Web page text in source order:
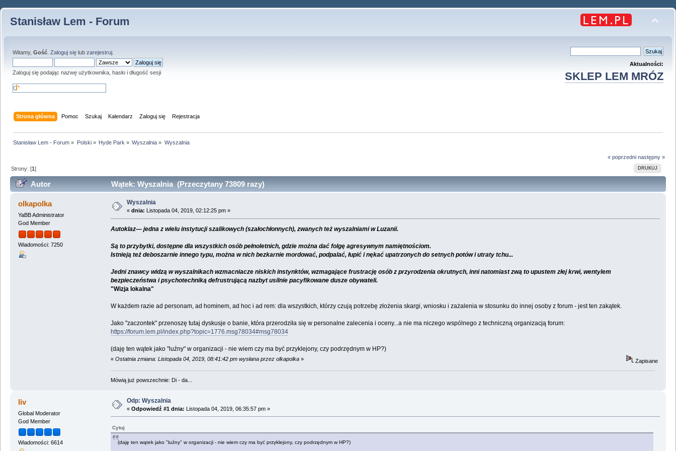
Stanisław Lem - Forum
Witamy, Gość Zaloguj się lub zarejestruj
Zaloguj się podając nazwę użytkownika, hasło i długość sesji
Aktualności:
SKLEP LEM MRÓZ
Strona główna Pomoc Szukaj Kalendarz Zaloguj się Rejestracja
Stanisław Lem - Forum » Polski» Hyde Park » Wyszalnia » Wyszalnia
« poprzedni następny »
DRUKUJ
Strony: [1]
Autor Wątek: Wyszalnia (Przeczytany 73809 razy)
olkapolka
YaBB Administrator
God Member
Wiadomości: 7250
Wyszalnia
« dnia: Listopada 04, 2019, 02:12:25 pm »
Autoklaz— jedna z wielu instytucji szalikowych (szałochłonnych), zwanych też wyszalniami w Luzanii.
Są to przybytki, dostępne dla wszystkich osób pełnoletnich, gdzie można dać folgę agresywnym namiętnościom.
Istnieją też deboszarnie innego typu, można w nich bezkarnie mordować, podpalać, łupić i nękać upatrzonych do setnych potów i utraty tchu...
Jedni znawcy widzą w wyszalnikach wzmacniacze niskich instynktów, wzmagające frustrację osób z przyrodzenia okrutnych, inni natomiast zwą to upustem złej krwi, wentylem
bezpieczeństwa i psychotechniką defrustrującą nazbyt usilnie pacyfikowane dusze obywateli.
"Wizja lokalna"
W każdem razie ad personam, ad hominem, ad hoc i ad rem: dla wszystkich, którzy czują potrzebę złożenia skargi, wniosku i zażalenia w stosunku do innej osoby z forum - jest ten zakątek.
Jako "zaczontek" przenoszę tutaj dyskusje o banie, która przerodziła się w personalne zalecenia i oceny...a nie ma niczego wspólnego z techniczną organizacją forum:
https://forum.lem.pl/index.php?topic=1776.msg78034#msg78034
(daję ten wątek jako "luźny" w organizacji - nie wiem czy ma być przyklejony, czy podrzędnym w HP?)
« Ostatnia zmiana: Listopada 04, 2019, 08:41:42 pm wysłana przez olkapolka» Zapisane
Mówią już powszechnie: Di - da...
liv
Global Moderator
God Member
Wiadomości: 6614
Odp: Wyszalnia
« Odpowiedź #1 dnia: Listopada 04, 2019, 06:35:57 pm »
Cytuj
(daję ten wątek jako "luźny" w organizacji - nie wiem czy ma być przyklejony, czy podrzędnym w HP?)